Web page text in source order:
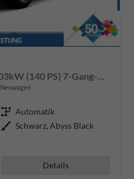
Neuwagen
Getriebe Automatik
Außenfarbe Schwarz, Abyss Black
Details